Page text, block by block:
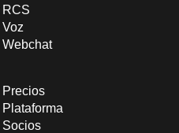
RCS
Voz
Webchat
Precios
Plataforma
Socios